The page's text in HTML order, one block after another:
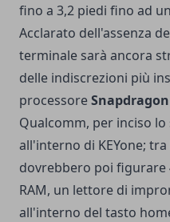
fino a 3,2 piedi fino ad
Acclarato dell'assenza
terminale sarà ancora
delle indiscrezioni più
processore
Qualcomm, per inciso
all'interno di KEYone;
dovrebbero poi figurare
RAM, un lettore di
all'interno del tasto